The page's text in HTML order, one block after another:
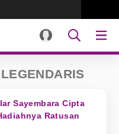
Sayembara Cipta
Ratusan